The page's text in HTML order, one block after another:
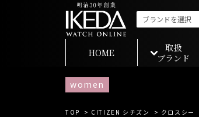
HOME
取扱
ブランド
women
TOP > CITIZEN シチズン > クロスシー